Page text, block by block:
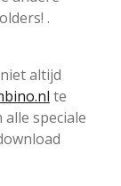
.
altijd
te
speciale